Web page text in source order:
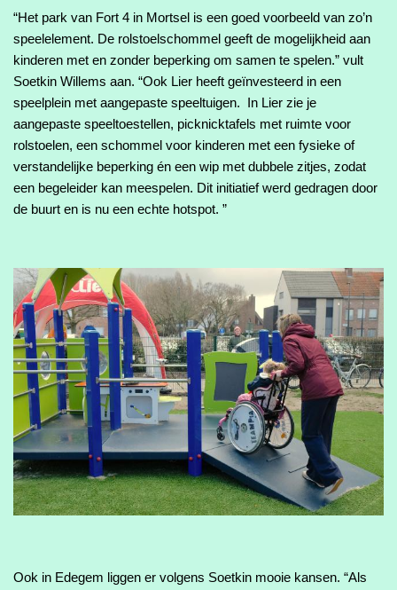
“Het park van Fort 4 in Mortsel is een goed voorbeeld van zo’n
speelelement. De rolstoelschommel geeft de mogelijkheid aan
kinderen met en zonder beperking om samen te spelen.” vult
Soetkin Willems aan. “Ook Lier heeft geïnvesteerd in een
speelplein met aangepaste speeltuigen.  In Lier zie je
aangepaste speeltoestellen, picknicktafels met ruimte voor
rolstoelen, een schommel voor kinderen met een fysieke of
verstandelijke beperking én een wip met dubbele zitjes, zodat
een begeleider kan meespelen. Dit initiatief werd gedragen door
de buurt en is nu een echte hotspot. ”
Ook in Edegem liggen er volgens Soetkin mooie kansen. “Als